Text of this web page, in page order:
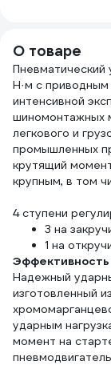
О товаре
Пневматический
Н·м с приводным
интенсивной
шиномонтажных
легкового и
промышленных
крутящий
крупным, в том
4 ступени
3 на
1 на
Эффективность
Надежный
изготовленный
ударным
момент на